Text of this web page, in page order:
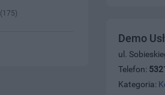
Demo
ul.
Telefon:
Kategoria:
(175)